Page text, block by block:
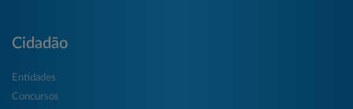
Cidadão
Entidades
Concursos